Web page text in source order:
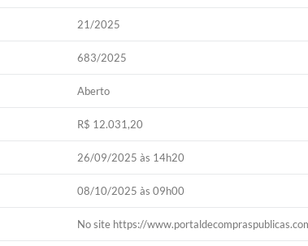
21/2025
683/2025
Aberto
R$ 12.031,20
26/09/2025 às 14h20
08/10/2025 às 09h00
No site https://